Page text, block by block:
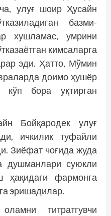
улуғ шоир Ҳусайн
базми-
хушламас, умрини
кимсаларга
эди. Ҳатто, Мўмин
доимо ҳушёр
кўп бора уқтирган
Бойқародек улуғ
ичкилик туфайли
Зиёфат чоғида жуда
душманлари суюкли
ҳақидаги фармонга
эришадилар.
титратгувчи